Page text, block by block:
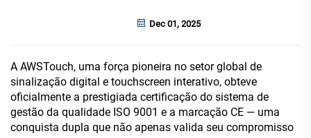
Dec 01, 2025
A AWSTouch, uma força pioneira no setor global de
sinalização digital e touchscreen interativo, obteve
oficialmente a prestigiada certificação do sistema de
gestão da qualidade ISO 9001 e a marcação CE — uma
conquista dupla que não apenas valida seu compromisso